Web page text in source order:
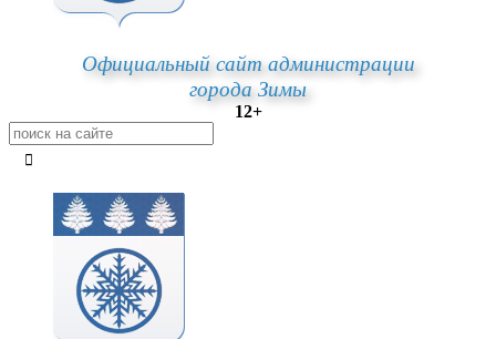
Официальный сайт администрации
города Зимы
12+